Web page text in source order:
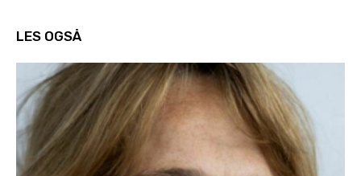
LES OGSÅ